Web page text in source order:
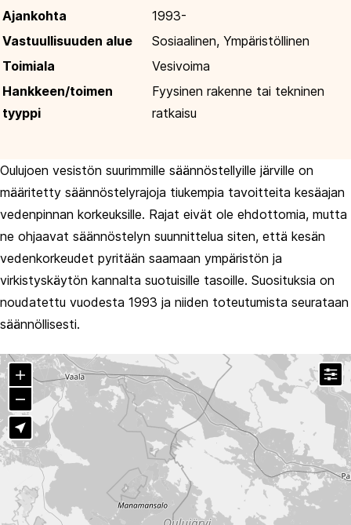
Ajankohta
1993-
Vastuullisuuden alue
Sosiaalinen, Ympäristöllinen
Toimiala
Vesivoima
Hankkeen/toimen
tyyppi
Fyysinen rakenne tai tekninen
ratkaisu
Oulujoen vesistön suurimmille säännöstellyille järville on
määritetty säännöstelyrajoja tiukempia tavoitteita kesäajan
vedenpinnan korkeuksille. Rajat eivät ole ehdottomia, mutta
ne ohjaavat säännöstelyn suunnittelua siten, että kesän
vedenkorkeudet pyritään saamaan ympäristön ja
virkistyskäytön kannalta suotuisille tasoille. Suosituksia on
noudatettu vuodesta 1993 ja niiden toteutumista seurataan
säännöllisesti.
Zoom in
Zoom out
Näytä sijaintini